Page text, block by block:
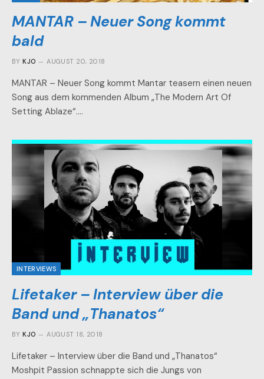
MANTAR – Neuer Song kommt
bald
BY KJO AUGUST 20, 2018
MANTAR – Neuer Song kommt Mantar teasern einen neuen
Song aus dem kommenden Album „The Modern Art Of
Setting Ablaze“.…
INTERVIEWS
Lifetaker – Interview über die
Band und „Thanatos“
BY KJO AUGUST 18, 2018
Lifetaker – Interview über die Band und „Thanatos“
Moshpit Passion schnappte sich die Jungs von